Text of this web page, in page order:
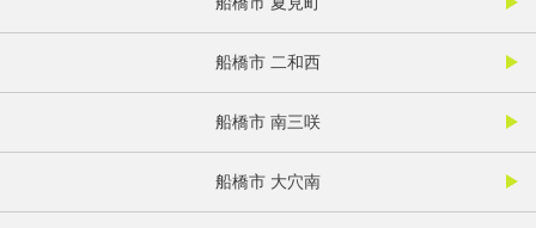
船橋市 二和西
船橋市 南三咲
船橋市 大穴南